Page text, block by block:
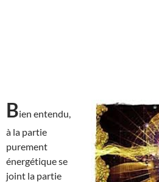
Bien entendu,
à la partie
purement
énergétique se
joint la partie